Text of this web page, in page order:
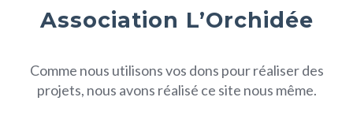
Association L’Orchidée
Comme nous utilisons vos dons pour réaliser des
projets, nous avons réalisé ce site nous même.